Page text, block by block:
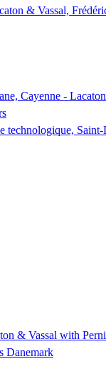
& Vassal,
Cayenne -
technologique,
& Vassal with
Danemark